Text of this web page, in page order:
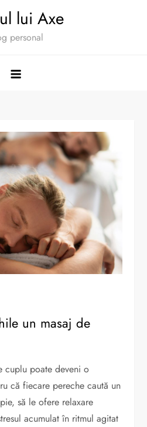
lui Axe
personal
un masaj de
cuplu poate deveni o
că fiecare pereche caută un
să le ofere relaxare
acumulat în ritmul agitat